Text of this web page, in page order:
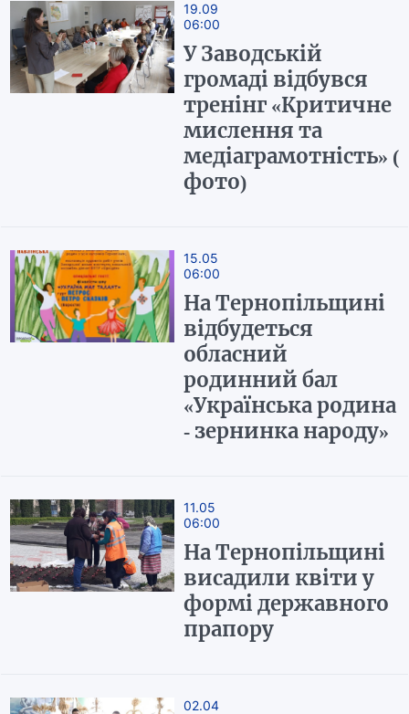
19.09
06:00
У Заводській
громаді відбувся
тренінг «Критичне
мислення та
медіаграмотність» (
фото)
15.05
06:00
На Тернопільщині
відбудеться
обласний
родинний бал
«Українська родина
- зернинка народу»
11.05
06:00
На Тернопільщині
висадили квіти у
формі державного
прапору
02.04